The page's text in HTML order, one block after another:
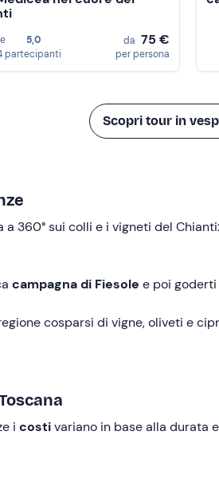
5,0
partecipanti
da 75 €
per persona
Scopri tour in
360° sui colli e i vigneti del
campagna di Fiesole e poi goderti
cosparsi di vigne, oliveti e
i costivariano in base alla durata